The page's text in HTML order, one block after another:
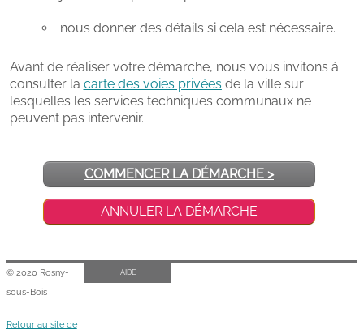
COMMENCER LA DÉMARCHE >
ANNULER LA DÉMARCHE
© 2020 Rosny-
sous-Bois
Retour au site de
AIDE